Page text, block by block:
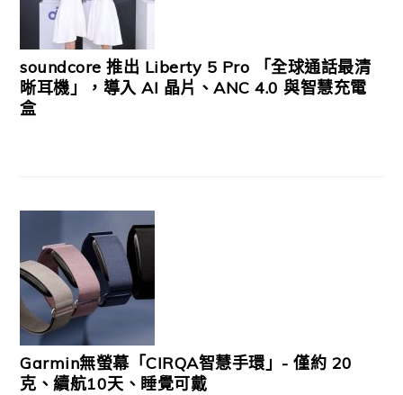
soundcore 推出 Liberty 5 Pro 「全球通話最清
晰耳機」，導入 AI 晶片、ANC 4.0 與智慧充電
盒
Garmin無螢幕「CIRQA智慧手環」- 僅約 20
克、續航10天、睡覺可戴